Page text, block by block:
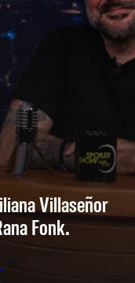
Villaseñor
Fonk.